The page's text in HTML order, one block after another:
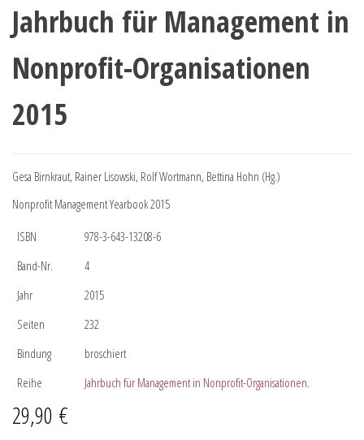
Jahrbuch für Management in
Nonprofit-Organisationen
2015
Gesa Birnkraut, Rainer Lisowski, Rolf Wortmann, Bettina Hohn (Hg.)
Nonprofit Management Yearbook 2015
ISBN
978-3-643-13208-6
Band-Nr.
4
Jahr
2015
Seiten
232
Bindung
broschiert
Reihe
Jahrbuch für Management in Nonprofit-Organisationen.
29,90 €